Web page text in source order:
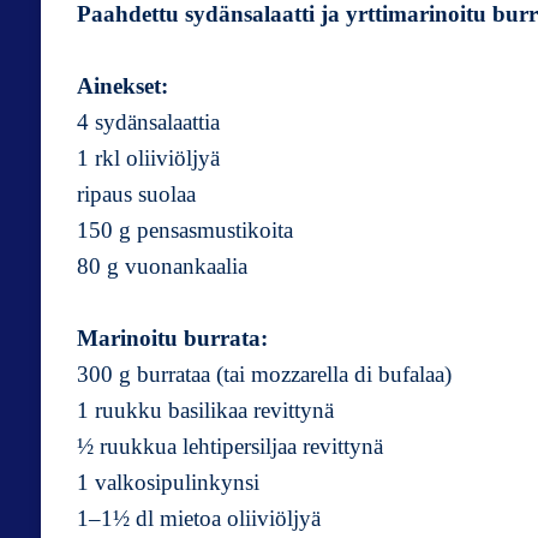
Paahdettu sydänsalaatti ja yrttimarinoitu
Ainekset:
4 sydänsalaattia
1 rkl oliiviöljyä
ripaus suolaa
150 g pensasmustikoita
80 g vuonankaalia
Marinoitu burrata:
300 g burrataa (tai mozzarella di bufalaa)
1 ruukku basilikaa revittynä
½ ruukkua lehtipersiljaa revittynä
1 valkosipulinkynsi
1–1½ dl mietoa oliiviöljyä